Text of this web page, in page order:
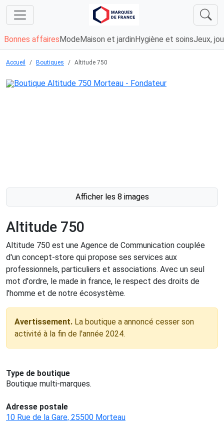
Bonnes affaires Mode Maison et jardin Hygiène et soinsJeux,
Accueil Boutiques Altitude 750
Afficher les 8 images
Altitude 750
Altitude 750 est une Agence de Communication couplée
d'un concept-store qui propose ses services aux
professionnels, particuliers et associations. Avec un seul
mot d'ordre, le made in france, le respect des droits de
l'homme et de notre écosystème.
Avertissement. La boutique a annoncé cesser son
activité à la fin de l'année 2024.
Type de boutique
Boutique multi-marques.
Adresse postale
10 Rue de la Gare, 25500 Morteau